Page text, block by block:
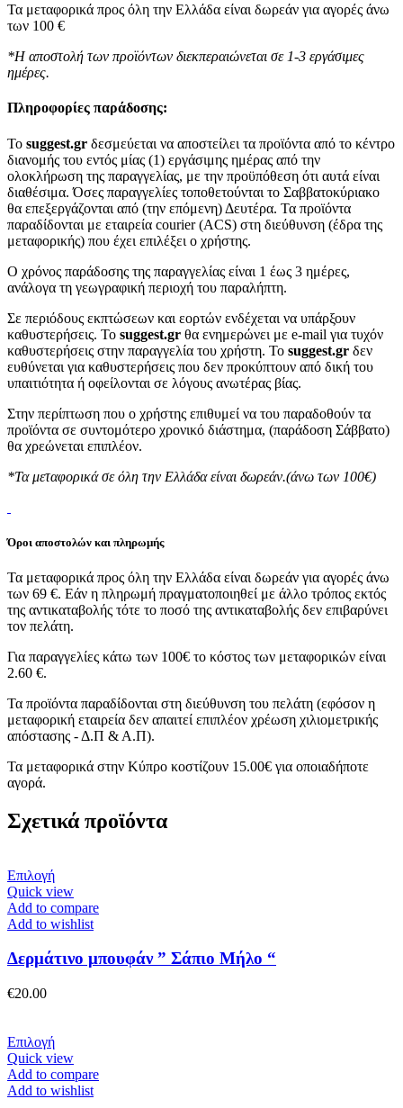
Τα μεταφορικά προς όλη την Ελλάδα είναι δωρεάν για αγορές άνω
των 100 €
*Η αποστολή των προϊόντων διεκπεραιώνεται σε 1-3 εργάσιμες
ημέρες.
Πληροφορίες παράδοσης:
To suggest.gr δεσμεύεται να αποστείλει τα προϊόντα από το κέντρο
διανομής του εντός μίας (1) εργάσιμης ημέρας από την
ολοκλήρωση της παραγγελίας, με την προϋπόθεση ότι αυτά είναι
διαθέσιμα. Όσες παραγγελίες τοποθετούνται το Σαββατοκύριακο
θα επεξεργάζονται από (την επόμενη) Δευτέρα. Τα προϊόντα
παραδίδονται με εταιρεία courier (ACS) στη διεύθυνση (έδρα της
μεταφορικής) που έχει επιλέξει ο χρήστης.
Ο χρόνος παράδοσης της παραγγελίας είναι 1 έως 3 ημέρες,
ανάλογα τη γεωγραφική περιοχή του παραλήπτη.
Σε περιόδους εκπτώσεων και εορτών ενδέχεται να υπάρξουν
καθυστερήσεις. Το suggest.gr θα ενημερώνει με e-mail για τυχόν
καθυστερήσεις στην παραγγελία του χρήστη. Το suggest.gr δεν
ευθύνεται για καθυστερήσεις που δεν προκύπτουν από δική του
υπαιτιότητα ή οφείλονται σε λόγους ανωτέρας βίας.
Στην περίπτωση που ο χρήστης επιθυμεί να του παραδοθούν τα
προϊόντα σε συντομότερο χρονικό διάστημα, (παράδοση Σάββατο)
θα χρεώνεται επιπλέον.
*Τα μεταφορικά σε όλη την Ελλάδα είναι δωρεάν.(άνω των 100€)
Όροι αποστολών και πληρωμής
Τα μεταφορικά προς όλη την Ελλάδα είναι δωρεάν για αγορές άνω
των 69 €. Εάν η πληρωμή πραγματοποιηθεί με άλλο τρόπος εκτός
της αντικαταβολής τότε το ποσό της αντικαταβολής δεν επιβαρύνει
τον πελάτη.
Για παραγγελίες κάτω των 100€ το κόστος των μεταφορικών είναι
2.60 €.
Τα προϊόντα παραδίδονται στη διεύθυνση του πελάτη (εφόσον η
μεταφορική εταιρεία δεν απαιτεί επιπλέον χρέωση χιλιομετρικής
απόστασης - Δ.Π & Α.Π).
Τα μεταφορικά στην Κύπρο κοστίζουν 15.00€ για οποιαδήποτε
αγορά.
Σχετικά προϊόντα
ΕπιλογήΑυτό
το
προϊόν
έχει
παραλλαγές.
στη
σελίδα
του
προϊόντος
Quick view
Add to compare
Add to wishlist
Δερμάτινο μπουφάν ” Σάπιο Μήλο “
€20.00
ΕπιλογήΑυτό
το
προϊόν
έχει
Quick view
Add to compare
Add to wishlist